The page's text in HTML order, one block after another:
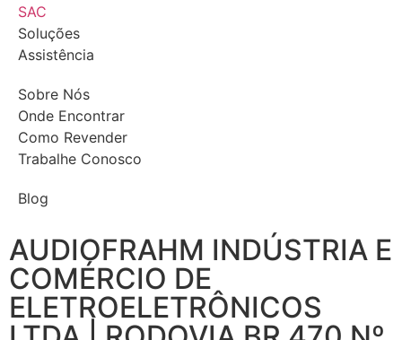
SAC
Soluções
Assistência
Sobre Nós
Onde Encontrar
Como Revender
Trabalhe Conosco
Blog
AUDIOFRAHM INDÚSTRIA E
COMÉRCIO DE
ELETROELETRÔNICOS